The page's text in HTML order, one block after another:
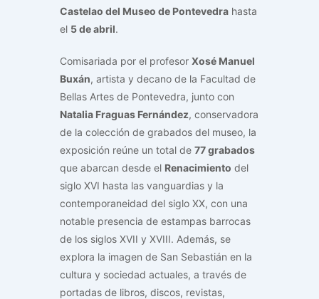
Castelao del Museo de Pontevedra hasta
el 5 de abril.
Comisariada por el profesor Xosé Manuel
Buxán, artista y decano de la Facultad de
Bellas Artes de Pontevedra, junto con
Natalia Fraguas Fernández, conservadora
de la colección de grabados del museo, la
exposición reúne un total de 77 grabados
que abarcan desde el Renacimiento del
siglo XVI hasta las vanguardias y la
contemporaneidad del siglo XX, con una
notable presencia de estampas barrocas
de los siglos XVII y XVIII. Además, se
explora la imagen de San Sebastián en la
cultura y sociedad actuales, a través de
portadas de libros, discos, revistas,